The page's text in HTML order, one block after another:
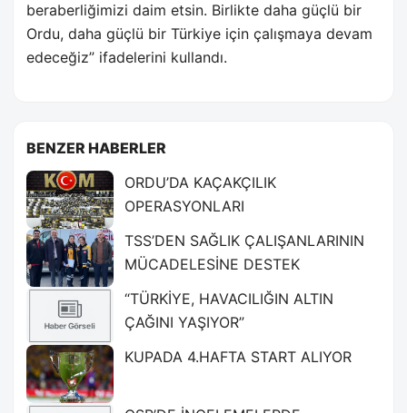
beraberliğimizi daim etsin. Birlikte daha güçlü bir
Ordu, daha güçlü bir Türkiye için çalışmaya devam
edeceğiz” ifadelerini kullandı.
BENZER HABERLER
ORDU’DA KAÇAKÇILIK
OPERASYONLARI
TSS’DEN SAĞLIK ÇALIŞANLARININ
MÜCADELESİNE DESTEK
“TÜRKİYE, HAVACILIĞIN ALTIN
ÇAĞINI YAŞIYOR”
KUPADA 4.HAFTA START ALIYOR